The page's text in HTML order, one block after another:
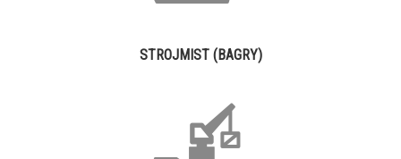
STROJMIST (BAGRY)